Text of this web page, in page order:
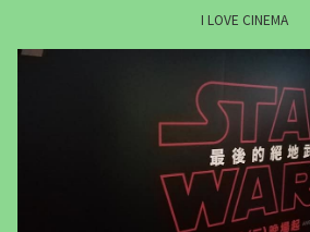
I LOVE CINEMA